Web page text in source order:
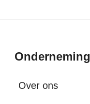
Onderneming
Over ons